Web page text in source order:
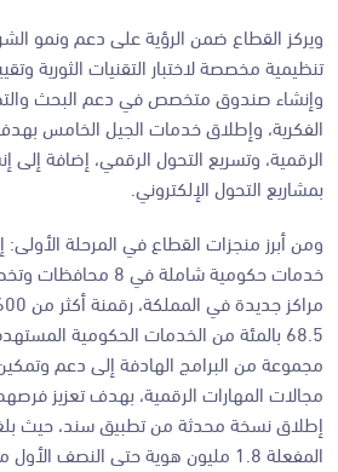
ويركز القطاع ضمن الرؤية على دعم ونمو
تنظيمية مخصصة لاختبار التقنيات الثورية
وإنشاء صندوق متخصص في دعم البحث
الفكرية، وإطلاق خدمات الجيل الخامس بهدف
الرقمية، وتسريع التحول الرقمي، إضافة
بمشاريع التحول الإلكتروني.
68.5 بالمئة من الخدمات الحكومية
مجموعة من البرامج الهادفة إلى دعم
مجالات المهارات الرقمية، بهدف تعزيز
إطلاق نسخة محدثة من تطبيق سند، حيث
المفعلة 1.8 مليون هوية حتى النصف الأول من عام 2025.